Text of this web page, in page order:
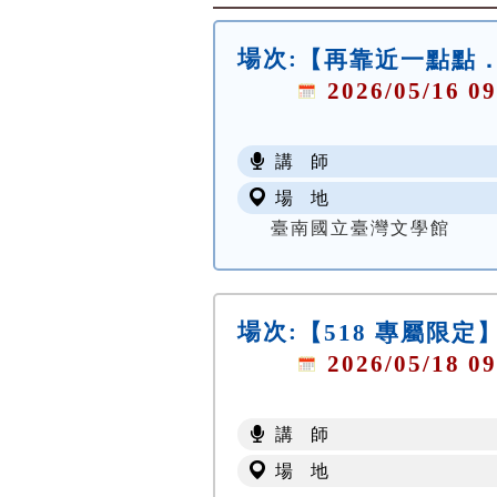
場次:
【再靠近一點點
2026/05/16
講 師
場 地
臺南國立臺灣文學館
場次:
【518 專屬限定
2026/05/18
講 師
場 地